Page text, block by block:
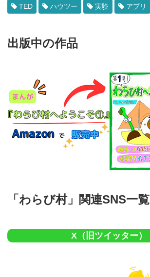
TED ハウツー 実験 アプリ
出版中の作品
「わらび村」関連SNS一覧
X（旧ツイッター）